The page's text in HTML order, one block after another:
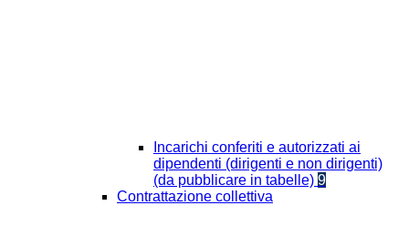
Incarichi conferiti e autorizzati ai
dipendenti (dirigenti e non dirigenti)
(da pubblicare in tabelle) 9
Contrattazione collettiva